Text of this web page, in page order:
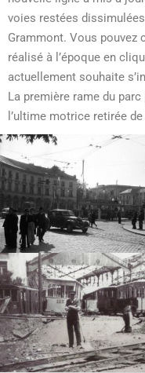
voies restées dissimulées
Grammont. Vous pouvez
réalisé à l’époque en
actuellement souhaite
La première rame du
l’ultime motrice retirée